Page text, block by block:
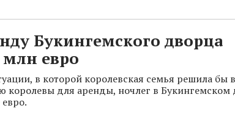
Букингемского дворца
евро
в которой королевская семья решила бы
королевы для аренды, ночлег в Букингемском